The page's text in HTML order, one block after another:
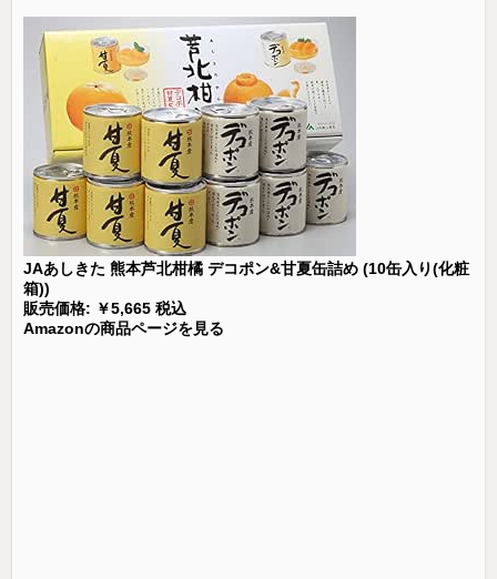
JAあしきた 熊本芦北柑橘 デコポン&甘夏缶詰め (10缶入り(化粧
箱))
販売価格: ￥5,665 税込
Amazonの商品ページを見る